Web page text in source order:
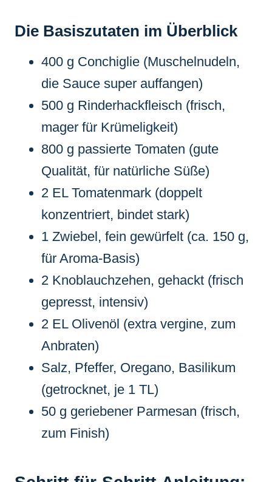
Die Basiszutaten im Überblick
400 g Conchiglie (Muschelnudeln,
die Sauce super auffangen)
500 g Rinderhackfleisch (frisch,
mager für Krümeligkeit)
800 g passierte Tomaten (gute
Qualität, für natürliche Süße)
2 EL Tomatenmark (doppelt
konzentriert, bindet stark)
1 Zwiebel, fein gewürfelt (ca. 150 g,
für Aroma-Basis)
2 Knoblauchzehen, gehackt (frisch
gepresst, intensiv)
2 EL Olivenöl (extra vergine, zum
Anbraten)
Salz, Pfeffer, Oregano, Basilikum
(getrocknet, je 1 TL)
50 g geriebener Parmesan (frisch,
zum Finish)